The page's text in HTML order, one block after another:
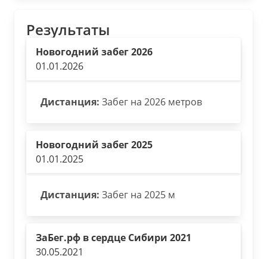
Результаты
Новогодний забег 2026
01.01.2026
Дистанция: Забег на 2026 метров
Новогодний забег 2025
01.01.2025
Дистанция: Забег на 2025 м
ЗаБег.рф в сердце Сибири 2021
30.05.2021